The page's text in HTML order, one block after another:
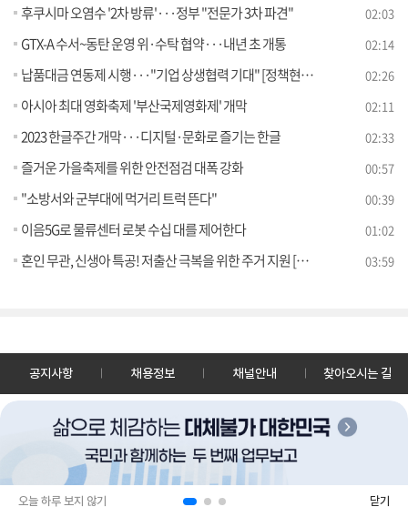
오늘 하루 보지 않기 닫기
후쿠시마 오염수 '2차 방류'···정부 "전문가 3차 파견" 02:03
GTX-A 수서~동탄 운영 위·수탁 협약···내년 초 개통 02:14
납품대금 연동제 시행···"기업 상생협력 기대" [정책현장+] 02:26
아시아 최대 영화축제 '부산국제영화제' 개막 02:11
2023 한글주간 개막···디지털·문화로 즐기는 한글 02:33
즐거운 가을축제를 위한 안전점검 대폭 강화 00:57
"소방서와 군부대에 먹거리 트럭 뜬다" 00:39
이음5G로 물류센터 로봇 수십 대를 제어한다 01:02
혼인 무관, 신생아 특공! 저출산 극복을 위한 주거 지원 [클릭K+] 03:59
공지사항 채용정보 채널안내 찾아오시는 길
30128 세종특별자치시 정부2청사로 13 한국정책방송원 KTV
TEL: 044-204-8000
Copyrightⓒ KTV 국민방송 All Rights Reserved.
PC버전 앱 다운로드